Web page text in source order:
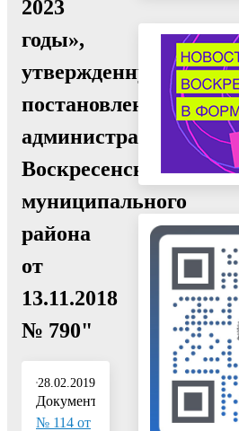
2023
годы»,
утвержденную
постановлением
администрации
Воскресенского
муниципального
района
от
13.11.2018
№ 790"
28.02.2019
Документ:
№ 114 от